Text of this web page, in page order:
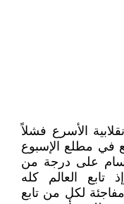
الأسرع فشلاً
في مطلع الإسبوع
على درجة من
تابع العالم كله
لكل من تابع